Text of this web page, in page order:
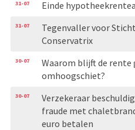
31-07 Einde
31-07
Tegenvaller voor
Conservatrix
30-07
Waarom blijft de
omhoogschiet?
30-07
Verzekeraar
fraude met
euro betalen